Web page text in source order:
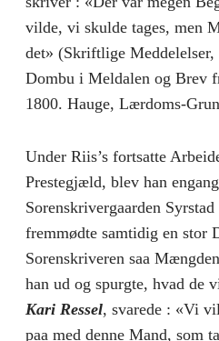
vilde, vi skulde tages, men
det» (Skriftlige Meddelelser,
Dombu i Meldalen og Brev
1800. Hauge, Lærdoms-
Under Riis’s fortsatte
Prestegjæld, blev han
Sorenskrivergaarden
fremmødte samtidig en stor
Sorenskriveren saa
han ud og spurgte, hvad de
Kari Ressel, svarede : «Vi
paa med denne Mand, som